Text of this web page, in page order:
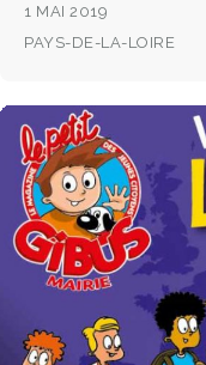
1 MAI 2019
PAYS-DE-LA-LOIRE